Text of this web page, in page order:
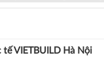
tế VIETBUILD Hà Nội